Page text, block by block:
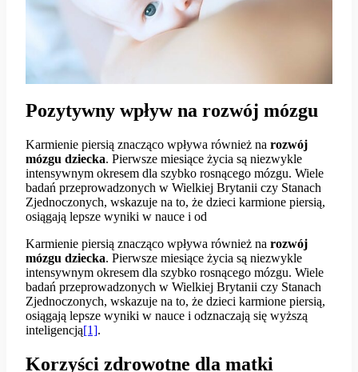
Pozytywny wpływ na rozwój mózgu
Karmienie piersią znacząco wpływa również na rozwój
mózgu dziecka. Pierwsze miesiące życia są niezwykle
intensywnym okresem dla szybko rosnącego mózgu. Wiele
badań przeprowadzonych w Wielkiej Brytanii czy Stanach
Zjednoczonych, wskazuje na to, że dzieci karmione piersią,
osiągają lepsze wyniki w nauce i od
Karmienie piersią znacząco wpływa również na rozwój
mózgu dziecka. Pierwsze miesiące życia są niezwykle
intensywnym okresem dla szybko rosnącego mózgu. Wiele
badań przeprowadzonych w Wielkiej Brytanii czy Stanach
Zjednoczonych, wskazuje na to, że dzieci karmione piersią,
osiągają lepsze wyniki w nauce i odznaczają się wyższą
inteligencją[1].
Korzyści zdrowotne dla matki